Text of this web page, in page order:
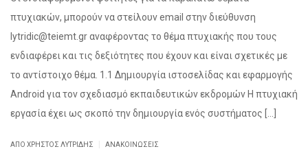
πτυχιακών, μπορούν να στείλουν email στην διεύθυνση
lytridic@teiemt.gr αναφέροντας το θέμα πτυχιακής που τους
ενδιαφέρει και τις δεξιότητες που έχουν και είναι σχετικές με
το αντίστοιχο θέμα. 1.1 Δημιουργία ιστοσελίδας και εφαρμογής
Android για τον σχεδιασμό εκπαιδευτικών εκδρομών Η πτυχιακή
εργασία έχει ως σκοπό την δημιουργία ενός συστήματος […]
ΑΠΌ ΧΡΉΣΤΟΣ ΛΥΤΡΊΔΗΣ ΑΝΑΚΟΙΝΏΣΕΙΣ